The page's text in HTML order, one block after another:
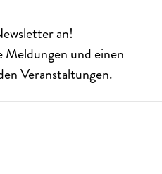
an!
Meldungen und einen
Veranstaltungen.